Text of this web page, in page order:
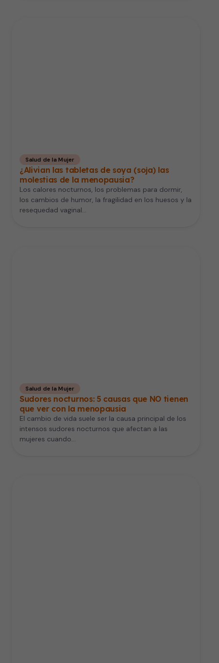
Salud de la Mujer
¿Alivian las tabletas de soya (soja) las
molestias de la menopausia?
Los calores nocturnos, los problemas para dormir,
los cambios de humor, la fragilidad en los huesos y la
resequedad vaginal…
Salud de la Mujer
Sudores nocturnos: 5 causas que NO tienen
que ver con la menopausia
El cambio de vida suele ser la causa principal de los
intensos sudores nocturnos que afectan a las
mujeres cuando…